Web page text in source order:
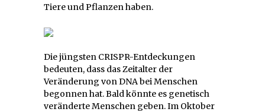
Tiere und Pflanzen haben.
Die jüngsten CRISPR-Entdeckungen
bedeuten, dass das Zeitalter der
Veränderung von DNA bei Menschen
begonnen hat. Bald könnte es genetisch
veränderte Menschen geben. Im Oktober